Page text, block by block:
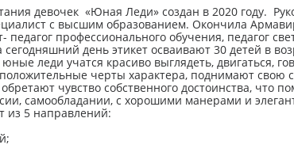
девочек «Юная Леди» создан в 2020 году.
с высшим образованием. Окончила
педагог профессионального обучения, педагог
день этикет осваивают 30 детей в
леди учатся красиво выглядеть, двигаться,
черты характера, поднимают свою
чувство собственного достоинства, что
самообладании, с хорошими манерами и
из 5 направлений: